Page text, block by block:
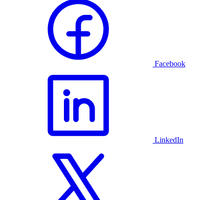
Facebook
LinkedIn